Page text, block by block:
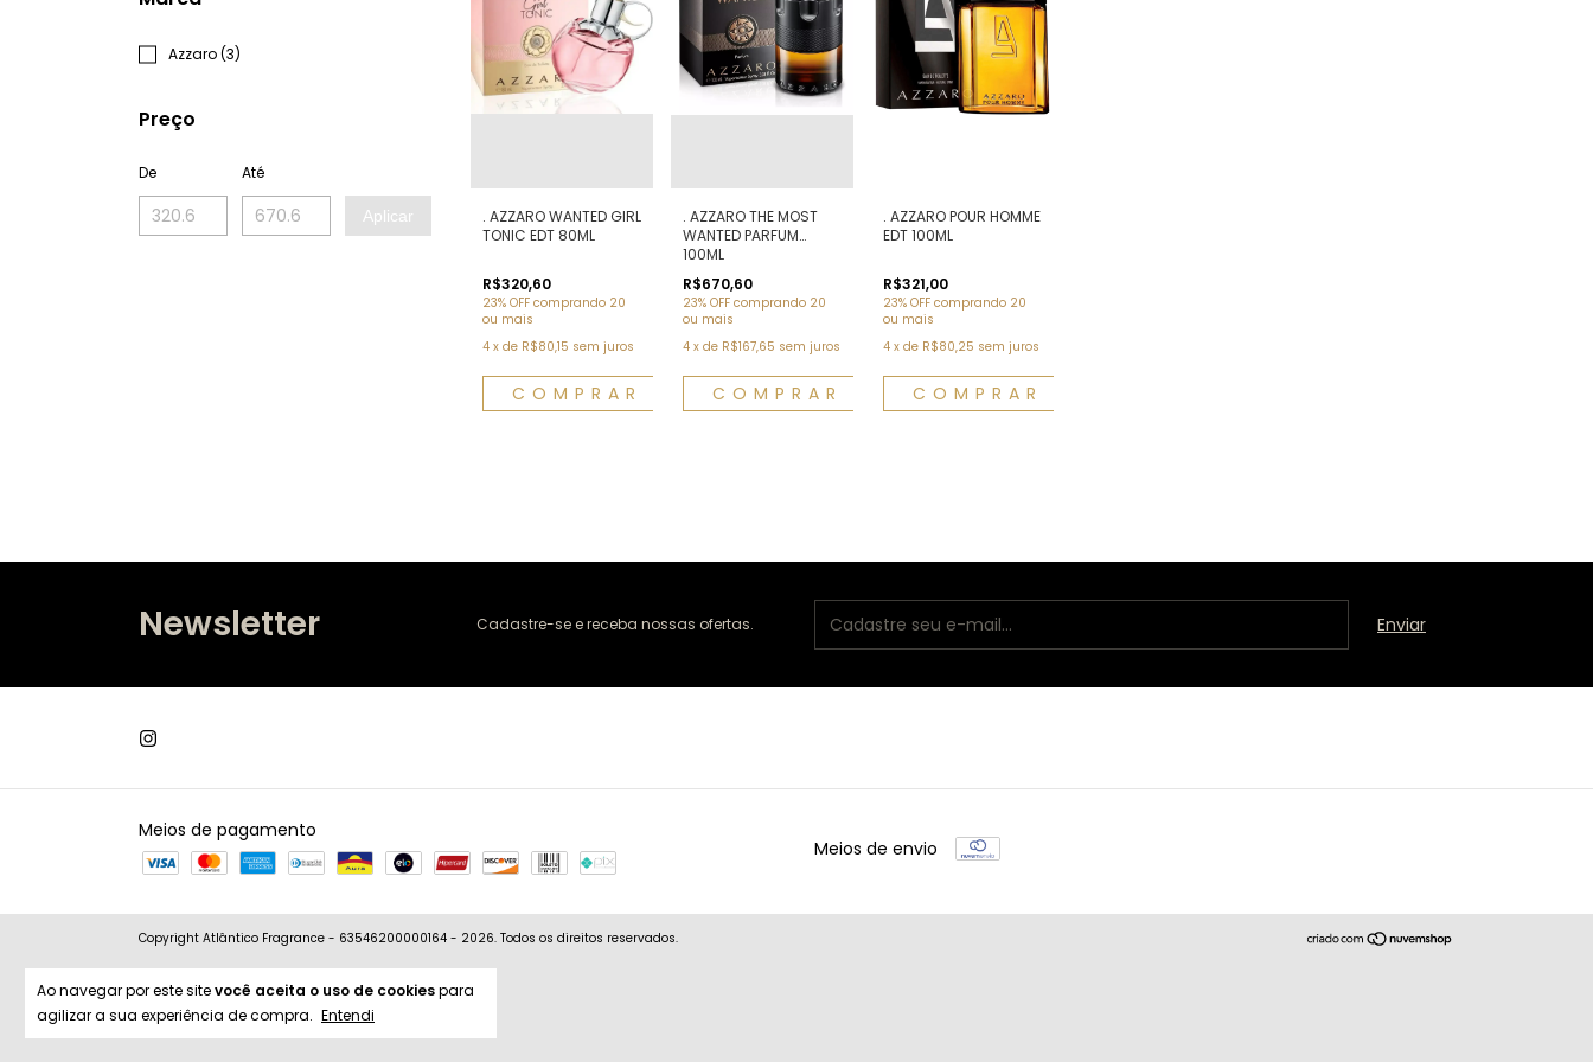
Ao navegar por este sitevocê aceita o uso de cookiespara
agilizar a sua experiência de compra. Entendi
Azzaro (3)
Preço
De Até
Aplicar
. AZZARO WANTED GIRL
TONIC EDT 80ML
R$320,60
23% OFF comprando 20
ou mais
4 x de R$80,15 sem juros
. AZZARO THE MOST
WANTED PARFUM
100ML
R$670,60
23% OFF comprando 20
ou mais
4 x de R$167,65 sem juros
. AZZARO POUR HOMME
EDT 100ML
R$321,00
23% OFF comprando 20
ou mais
4 x de R$80,25 sem juros
Newsletter Cadastre-se e receba nossas ofertas.
Meios de pagamento
Meios de envio
Copyright Atlântico Fragrance - 63546200000164 - 2026. Todos os direitos reservados.